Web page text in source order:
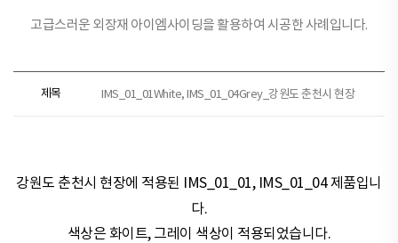
고급스러운 외장재 아이엠사이딩을 활용하여 시공한 사례입니다.
제목 IMS_01_01White, IMS_01_04Grey_강원도 춘천시 현장
강원도 춘천시 현장​​에 적용된 IMS_01_01, IMS_01_04 제품입니
다.
색상은 화이트, 그레이 색상이 적용되었습니다.